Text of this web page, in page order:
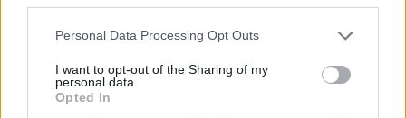
Personal Data Processing Opt Outs
I want to opt-out of the Sharing of my
personal data.
Opted In